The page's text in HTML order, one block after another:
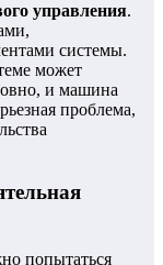
управления.
системы.
может
и машина
проблема,
попытаться